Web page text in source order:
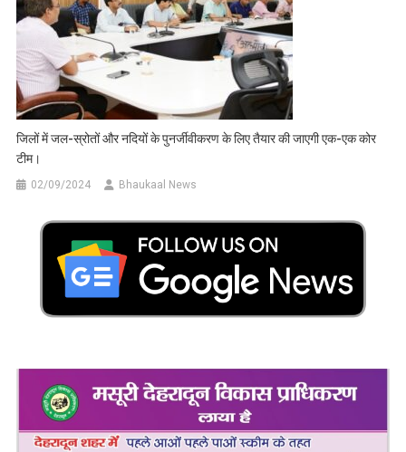
जिलों में जल-स्रोतों और नदियों के पुनर्जीवीकरण के लिए तैयार की जाएगी एक-एक कोर
टीम।
02/09/2024 Bhaukaal News